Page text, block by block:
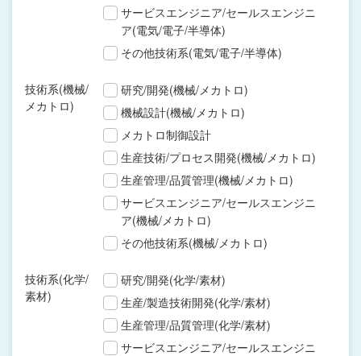
サービスエンジニア/セールスエンジニ
ア(電気/電子/半導体)
その他技術系(電気/電子/半導体)
技術系(機械/
メカトロ)
研究/開発(機械/メカトロ)
機械設計(機械/メカトロ)
メカトロ制御設計
生産技術/プロセス開発(機械/メカトロ)
生産管理/品質管理(機械/メカトロ)
サービスエンジニア/セールスエンジニ
ア(機械/メカトロ)
その他技術系(機械/メカトロ)
技術系(化学/
素材)
研究/開発(化学/素材)
生産/製造技術開発(化学/素材)
生産管理/品質管理(化学/素材)
サービスエンジニア/セールスエンジニ